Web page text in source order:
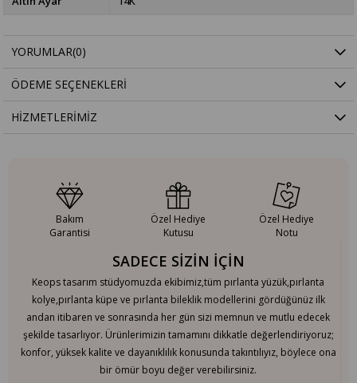
YORUMLAR(0)
ÖDEME SEÇENEKLERI
HIZMETLERIMIZ
SADECE SİZİN İÇİN
Keops tasarım stüdyomuzda ekibimiz,tüm pırlanta yüzük,pırlanta
kolye,pırlanta küpe ve pırlanta bileklik modellerini gördüğünüz ilk
andan itibaren ve sonrasında her gün sizi memnun ve mutlu edecek
şekilde tasarlıyor. Ürünlerimizin tamamını dikkatle değerlendiriyoruz;
konfor, yüksek kalite ve dayanıklılık konusunda takıntılıyız, böylece ona
bir ömür boyu değer verebilirsiniz.
Bakım
Garantisi
Özel Hediye
Kutusu
Özel Hediye
Notu